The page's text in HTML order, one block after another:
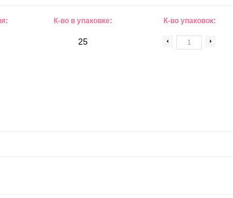
К-во в упаковке: К-во упаковок:
25